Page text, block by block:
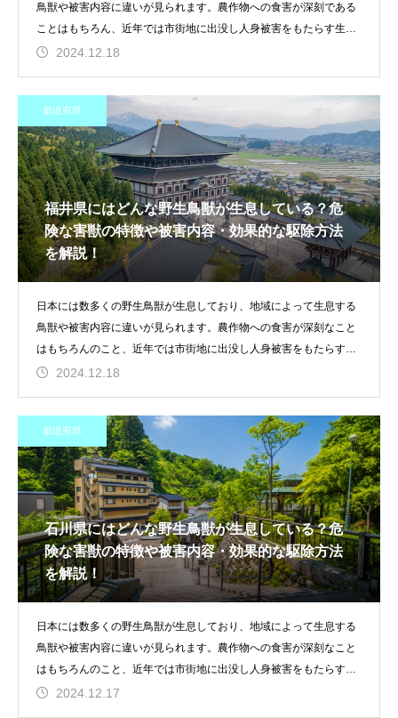
鳥獣や被害内容に違いが見られます。農作物への食害が深刻である
ことはもちろん、近年では市街地に出没し人身被害をもたらす生き
物や家屋に
2024.12.18
都道府県
福井県にはどんな野生鳥獣が生息している？危
険な害獣の特徴や被害内容・効果的な駆除方法
を解説！
日本には数多くの野生鳥獣が生息しており、地域によって生息する
鳥獣や被害内容に違いが見られます。農作物への食害が深刻なこと
はもちろんのこと、近年では市街地に出没し人身被害をもたらす生
き物や家屋
2024.12.18
都道府県
石川県にはどんな野生鳥獣が生息している？危
険な害獣の特徴や被害内容・効果的な駆除方法
を解説！
日本には数多くの野生鳥獣が生息しており、地域によって生息する
鳥獣や被害内容に違いが見られます。農作物への食害が深刻なこと
はもちろんのこと、近年では市街地に出没し人身被害をもたらす生
き物や家屋
2024.12.17